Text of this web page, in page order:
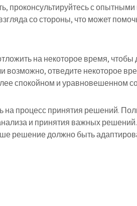
проконсультируйтесь с опытными
со стороны, что может
на некоторое время, чтобы
возможно, отведите некоторое
спокойном и уравновешенном
на процесс принятия решений.
и принятия важных
решение должно быть